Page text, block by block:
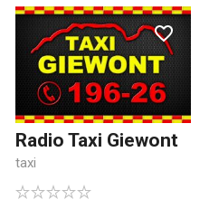
Radio Taxi Giewont
taxi